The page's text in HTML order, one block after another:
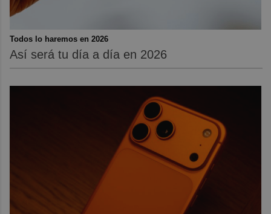
Todos lo haremos en 2026
Así será tu día a día en 2026